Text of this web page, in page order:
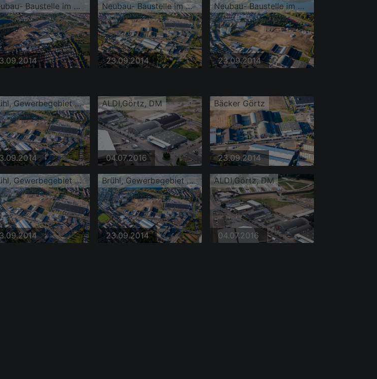
Neubau- Baustelle im Gewerbegebiet Schütte-Lanz-Park Neubau- Baustelle im Gewerbegebiet Schütte-Lanz-Park
23.09.2014
Neubau- Baustelle im Gewerbegebiet Schütte-Lanz-Park
23.09.2014
Brühl, Gewerbegebiet Schütte-Lanz-Park ALDI,Görtz, DM
04.07.2016
Bäcker Görtz
23.09.2014
Brühl, Gewerbegebiet Schütte-Lanz-Park Brühl, Gewerbegebiet Schütte-Lanz-Park
23.09.2014
ALDI,Görtz, DM
04.07.2016